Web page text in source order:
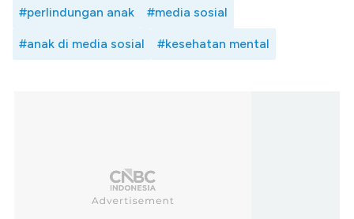
#perlindungan anak #media sosial
#anak di media sosial #kesehatan mental